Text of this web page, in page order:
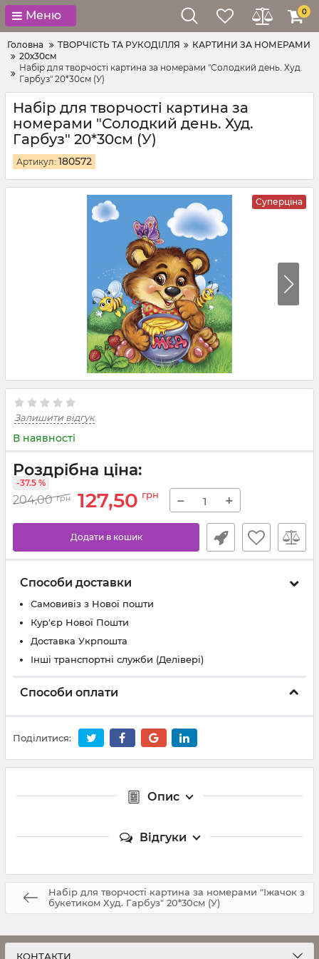
Меню 0
Головна ТВОРЧІСТЬ ТА РУКОДІЛЛЯ
КАРТИНИ ЗА НОМЕРАМИ
20х30см
Набір для творчості картина за номерами "Солодкий день. Худ.
Гарбуз" 20*30см (У)
Набір для творчості картина за
номерами "Солодкий день. Худ.
Гарбуз" 20*30см (У)
Артикул: 180572
Суперціна
Залишити відгук
В наявності
Роздрібна ціна:
204,00 грн 127,50 грн
-37.5 %
− +
Додати в кошик
Способи доставки
Самовивіз з Нової пошти
Кур'єр Нової Пошти
Доставка Укрпошта
Інші транспортні служби (Делівері)
Способи оплати
Поділитися:
Опис
Відгуки
Набір для творчості картина за номерами "Іжачок з
букетиком Худ. Гарбуз" 20*30см (У)
КОНТАКТИ